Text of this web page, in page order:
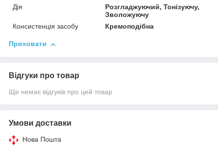
Дія
Розгладжуючий, Тонізуючу,
Зволожуючу
Консистенція засобу
Кремоподібна
Приховати
Відгуки про товар
Ще немає відгуків про цей товар
Умови доставки
Нова Пошта